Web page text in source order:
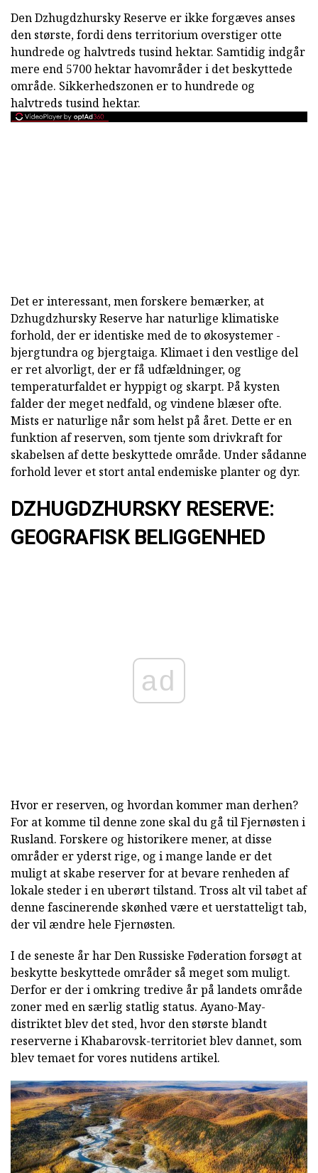
Den Dzhugdzhursky Reserve er ikke forgæves anses
den største, fordi dens territorium overstiger otte
hundrede og halvtreds tusind hektar. Samtidig indgår
mere end 5700 hektar havområder i det beskyttede
område. Sikkerhedszonen er to hundrede og
halvtreds tusind hektar.
Det er interessant, men forskere bemærker, at
Dzhugdzhursky Reserve har naturlige klimatiske
forhold, der er identiske med de to økosystemer -
bjergtundra og bjergtaiga. Klimaet i den vestlige del
er ret alvorligt, der er få udfældninger, og
temperaturfaldet er hyppigt og skarpt. På kysten
falder der meget nedfald, og vindene blæser ofte.
Mists er naturlige når som helst på året. Dette er en
funktion af reserven, som tjente som drivkraft for
skabelsen af dette beskyttede område. Under sådanne
forhold lever et stort antal endemiske planter og dyr.
DZHUGDZHURSKY RESERVE:
GEOGRAFISK BELIGGENHED
ad
Hvor er reserven, og hvordan kommer man derhen?
For at komme til denne zone skal du gå til Fjernøsten i
Rusland. Forskere og historikere mener, at disse
områder er yderst rige, og i mange lande er det
muligt at skabe reserver for at bevare renheden af
lokale steder i en uberørt tilstand. Tross alt vil tabet af
denne fascinerende skønhed være et uerstatteligt tab,
der vil ændre hele Fjernøsten.
I de seneste år har Den Russiske Føderation forsøgt at
beskytte beskyttede områder så meget som muligt.
Derfor er der i omkring tredive år på landets område
zoner med en særlig statlig status. Ayano-May-
distriktet blev det sted, hvor den største blandt
reserverne i Khabarovsk-territoriet blev dannet, som
blev temaet for vores nutidens artikel.